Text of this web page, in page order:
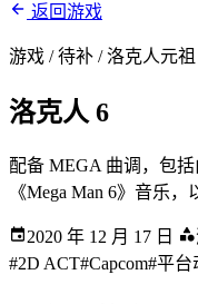
返回游戏
游戏 / 待补 / 洛克人元祖
洛克人 6
配备 MEGA 曲调，包括
《Mega Man 6》音乐
2020 年 12 月 17 日
#2D ACT#Capcom#平台